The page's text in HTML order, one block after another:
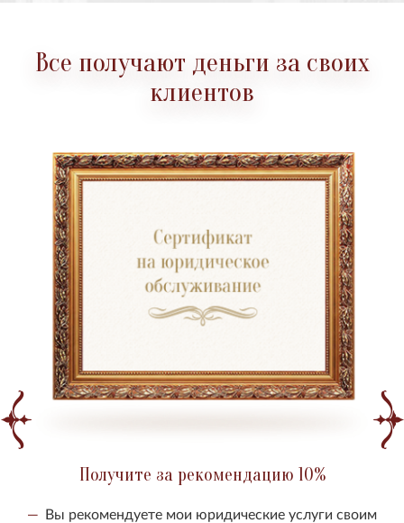
Все получают деньги за своих
клиентов
Получите за рекомендацию 10%
Вы рекомендуете мои юридические услуги своим